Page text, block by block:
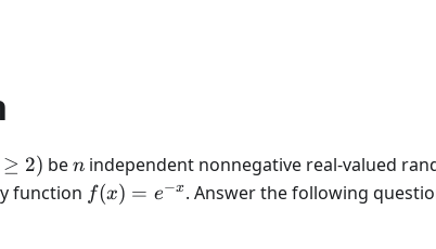
≥ 2) ben
nindependent nonnegative real-valued
function f(x)
f(x) = e−x. Answer the following